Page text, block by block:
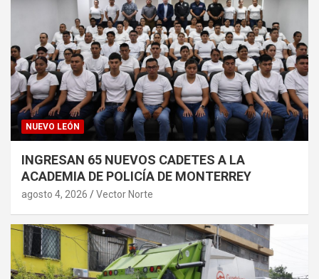
NUEVO LEÓN
INGRESAN 65 NUEVOS CADETES A LA
ACADEMIA DE POLICÍA DE MONTERREY
agosto 4, 2026 Vector Norte